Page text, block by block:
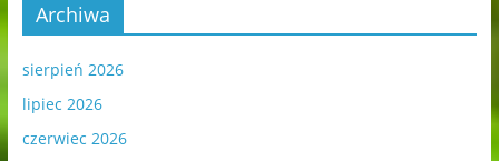
Archiwa
sierpień 2026
lipiec 2026
czerwiec 2026